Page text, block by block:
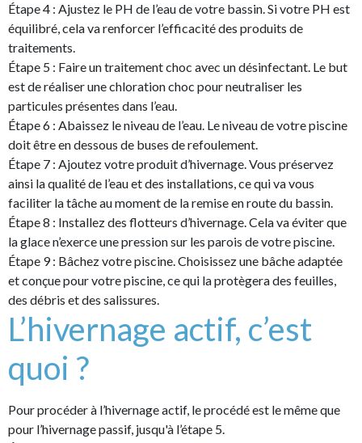
Étape 4 : Ajustez le PH de l’eau de votre bassin. Si votre PH est
équilibré, cela va renforcer l’efficacité des produits de
traitements.
Étape 5 : Faire un traitement choc avec un désinfectant. Le but
est de réaliser une chloration choc pour neutraliser les
particules présentes dans l’eau.
Étape 6 : Abaissez le niveau de l’eau. Le niveau de votre piscine
doit être en dessous de buses de refoulement.
Étape 7 : Ajoutez votre produit d’hivernage. Vous préservez
ainsi la qualité de l’eau et des installations, ce qui va vous
faciliter la tâche au moment de la remise en route du bassin.
Étape 8 : Installez des flotteurs d’hivernage. Cela va éviter que
la glace n’exerce une pression sur les parois de votre piscine.
Étape 9 : Bâchez votre piscine. Choisissez une bâche adaptée
et conçue pour votre piscine, ce qui la protègera des feuilles,
des débris et des salissures.
L’hivernage actif, c’est
quoi ?
Pour procéder à l’hivernage actif, le procédé est le même que
pour l’hivernage passif, jusqu'à l’étape 5.